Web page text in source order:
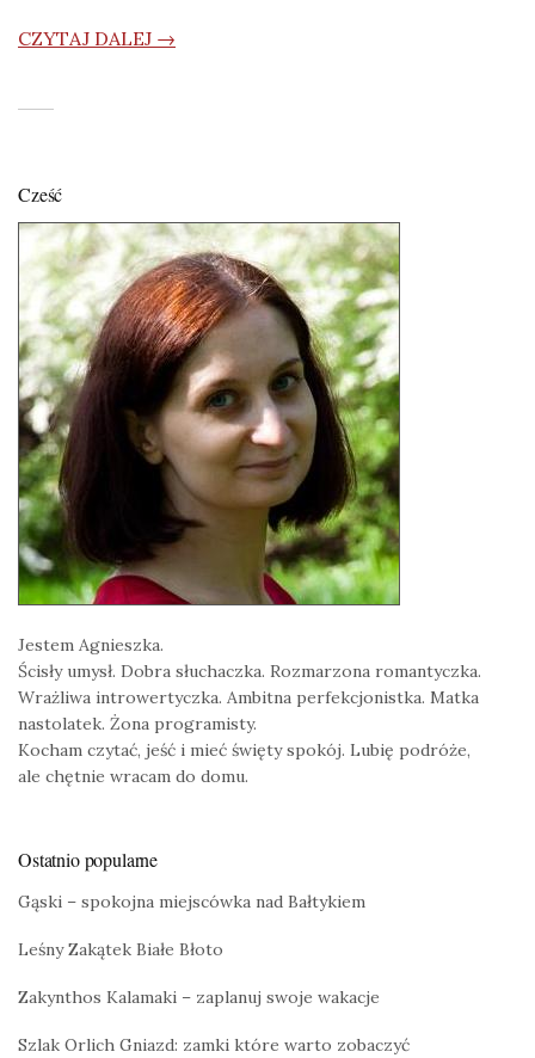
CZYTAJ DALEJ →
Cześć
Jestem Agnieszka.
Ścisły umysł. Dobra słuchaczka. Rozmarzona romantyczka.
Wrażliwa introwertyczka. Ambitna perfekcjonistka. Matka
nastolatek. Żona programisty.
Kocham czytać, jeść i mieć święty spokój. Lubię podróże,
ale chętnie wracam do domu.
Ostatnio popularne
Gąski – spokojna miejscówka nad Bałtykiem
Leśny Zakątek Białe Błoto
Zakynthos Kalamaki – zaplanuj swoje wakacje
Szlak Orlich Gniazd: zamki które warto zobaczyć